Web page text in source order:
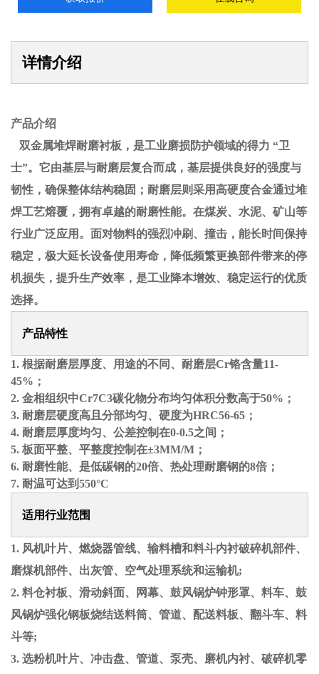
详情介绍
产品介绍
双金属堆焊耐磨衬板，是工业磨损防护领域的得力 “卫
士”。它由基层与耐磨层复合而成，基层提供良好的强度与
韧性，确保整体结构稳固；耐磨层则采用高硬度合金通过堆
焊工艺熔覆，拥有卓越的耐磨性能。在煤炭、水泥、矿山等
行业广泛应用。面对物料的强烈冲刷、撞击，能长时间保持
稳定，极大延长设备使用寿命，降低频繁更换部件带来的停
机损失，提升生产效率，是工业降本增效、稳定运行的优质
选择。
产品特性
1. 根据耐磨层厚度、用途的不同、耐磨层Cr铬含量11-
45%；
2. 金相组织中Cr7C3碳化物分布均匀体积分数高于50%；
3. 耐磨层硬度高且分部均匀、硬度为HRC56-65；
4. 耐磨层厚度均匀、公差控制在0-0.5之间；
5. 板面平整、平整度控制在±3MM/M；
6. 耐磨性能、是低碳钢的20倍、热处理耐磨钢的8倍；
7. 耐温可达到550°C
适用行业范围
1. 风机叶片、燃烧器管线、输料槽和料斗内衬破碎机部件、
磨煤机部件、出灰管、空气处理系统和运输机;
2. 料仓衬板、滑动斜面、网幕、鼓风锅炉钟形罩、料车、鼓
风锅炉强化钢板烧结送料筒、管道、配送料板、翻斗车、料
斗等;
3. 选粉机叶片、冲击盘、管道、泵壳、磨机内衬、破碎机零